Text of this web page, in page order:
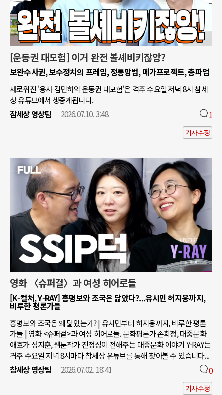
[운동권 대모험] 이거 완전 볼셰비키잖앙?
보완수사권, 보수정치의 프레임, 정통망법, 메가프로젝트, 총파업
새로워진 '용사 김민하의 운동권 대모험'은 격주 수요일 저녁 8시 참세
상 유튜브에서 생중계됩니다.
참세상 영상팀
2026.07.10. 3:48 1
기사수정
영화 〈슈퍼걸〉과 여성 히어로들
[K-컬처, Y-RAY] 홍명보와 조국은 닮았다?...유시민 허지웅까지,
비루한 평론가들
홍명보와 조국은 왜 닮았는가? | 유시민부터 허지웅까지, 비루한 평론
가들 | 영화 <슈퍼걸>과 여성 히어로들. 문화평론가 손희정, 대중문화
애호가 성지훈, 웹툰작가 진정성이 전해주는 대중문화 이야기 Y-RAY는
격주 수요일 저녁 8시마다 참세상 유튜브를 통해 찾아볼 수 있습니다...
참세상 영상팀
2026.07.02. 18:41 0
기사수정